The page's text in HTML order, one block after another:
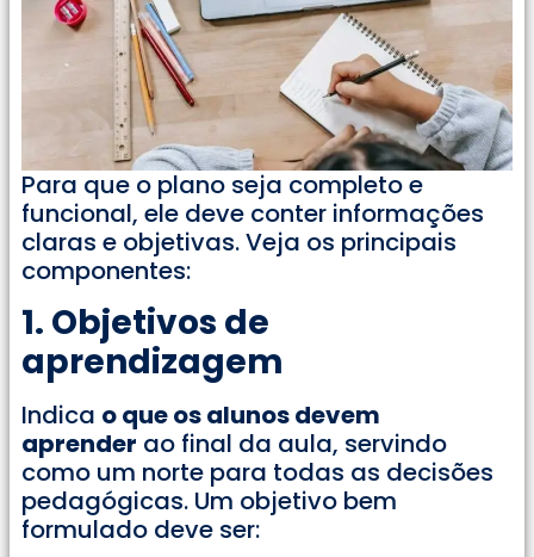
Para que o plano seja completo e
funcional, ele deve conter informações
claras e objetivas. Veja os principais
componentes:
1. Objetivos de
aprendizagem
Indica o que os alunos devem
aprender ao final da aula, servindo
como um norte para todas as decisões
pedagógicas. Um objetivo bem
formulado deve ser: